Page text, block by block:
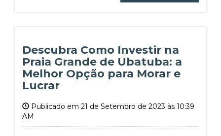
Descubra Como Investir na
Praia Grande de Ubatuba: a
Melhor Opção para Morar e
Lucrar
Publicado em 21 de Setembro de 2023 às 10:39
AM